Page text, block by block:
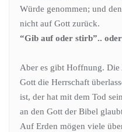
Würde genommen; und
nicht auf Gott zurück.
“Gib auf oder stirb”..
Aber es gibt Hoffnung.
Gott die Herrschaft
ist, der hat mit dem Tod
an den Gott der Bibel
Auf Erden mögen viele